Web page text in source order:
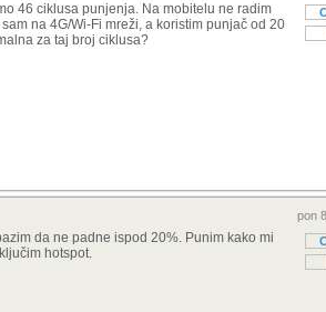
46 ciklusa punjenja. Na mobitelu ne radim
na 4G/Wi-Fi mreži, a koristim punjač od 20
za taj broj ciklusa?
pon
da ne padne ispod 20%. Punim kako mi
hotspot.